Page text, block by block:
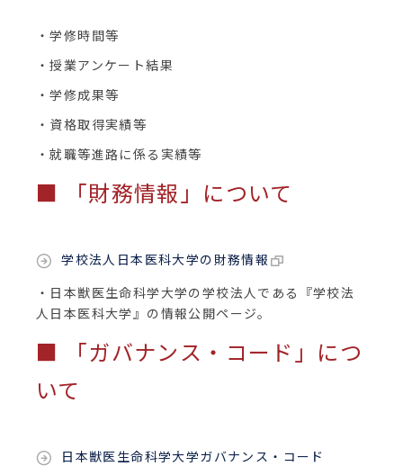
・学修時間等
・授業アンケート結果
・学修成果等
・資格取得実績等
・就職等進路に係る実績等
■ 「財務情報」について
学校法人日本医科大学の財務情報
・日本獣医生命科学大学の学校法人である『学校法
人日本医科大学』の情報公開ページ。
■ 「ガバナンス・コード」につ
いて
日本獣医生命科学大学ガバナンス・コード